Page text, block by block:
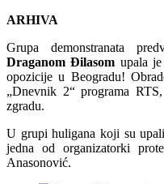
ARHIVA
Grupa demonstranata
Draganom Đilasom upala
opozicije u Beogradu!
„Dnevnik 2“ programa
zgradu.
U grupi huligana koji su
jedna od organizatorki
Anasonović.